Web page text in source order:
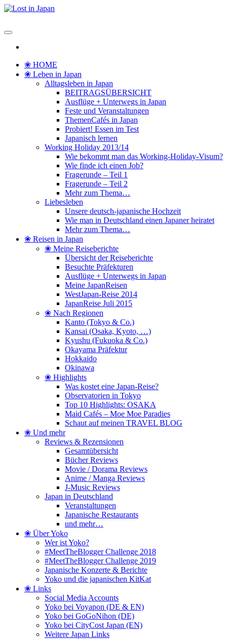
Zum
❀ HOME
❀ Leben in Japan
Alltagsleben in Japan
BEITRAGSÜBERSICHT
Ausflüge + Unterwegs in Japan
Feste und Veranstaltungen
ThemenCafés in Japan
Probiert! Essen im Test
Japanisch lernen
Working Holiday 2013/14
Wie bekommt man das Working-Holiday-Visum?
Wie finde ich einen Job?
Fragerunde – Teil 1
Fragerunde – Teil 2
Mehr zum Thema…
Liebesleben
Unsere deutsch-japanische Hochzeit
Wie man in Deutschland einen Japaner heiratet
Mehr zum Thema…
❀ Reisen in Japan
❀ Meine Reiseberichte
Übersicht der Reiseberichte
Besuchte Präfekturen
Ausflüge + Unterwegs in Japan
Meine JapanReisen
WestJapan-Reise 2014
JapanReise Juli 2015
❀ Nach Regionen
Kanto (Tokyo & Co.)
Kansai (Osaka, Kyoto, …)
Kyushu (Fukuoka & Co.)
Okayama Präfektur
Hokkaido
Okinawa
❀ Highlights
Was kostet eine Japan-Reise?
Observatorien in Tokyo
Top 10 Highlights: OSAKA
Maid Cafés – Moe Moe Paradies
Schaut auf meinen TRAVEL BLOG
❀ Und mehr
Reviews & Rezensionen
Gesamtübersicht
Bücher Reviews
Movie / Dorama Reviews
Anime / Manga Reviews
J-Music Reviews
Japan in Deutschland
Veranstaltungen
Japanische Restaurants
und mehr…
❀ Über Yoko
Wer ist Yoko?
#MeetTheBlogger Challenge 2018
#MeetTheBlogger Challenge 2019
Japanische Konzerte & Berichte
Yoko und die japanischen KitKat
❀ Links
Social Media Accounts
Yoko bei Voyapon (DE & EN)
Yoko bei GoGoNihon (DE)
Yoko bei CityCost Japan (EN)
Weitere Japan Links